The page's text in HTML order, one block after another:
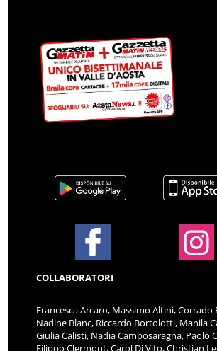
COLLABORATORI
Francesca Arcaro, Massimo Altini, Corrado
Nadine Blanc, Riccardo Bortolotti, Manila
Giulia Calisti, Nadia Camposaragna, Paolo
Filippo Clermont, Carol Di Vito, Christian